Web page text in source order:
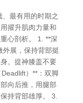
最有用的时期之
擢升肌肉力量和
心剖析。 1. **深
外展，保持背部挺
。提神膝盖不要
）**：双脚
向后推，用腿部
持背部雄厚。 3.